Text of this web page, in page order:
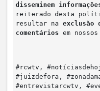
disseminem
reiterado desta
resultar na exclusão
comentários em
#rcwtv,
#juizdefora,
#entrevistarcwtv,